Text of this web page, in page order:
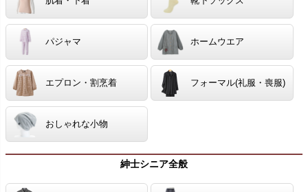
パジャマ ホームウエア
エプロン・割烹着 フォーマル(礼服・喪服)
おしゃれな小物
紳士シニア全般